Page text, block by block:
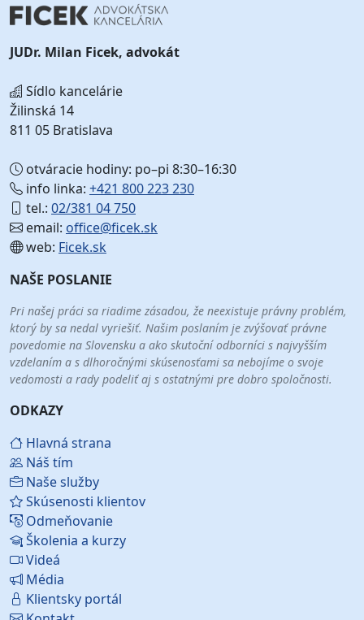
JUDr. Milan Ficek, advokát
Sídlo kancelárie
Žilinská 14
811 05 Bratislava
otváracie hodiny: po–pi 8:30–16:30
info linka: +421 800 223 230
tel.: 02/381 04 750
email: office@ficek.sk
web: Ficek.sk
NAŠE POSLANIE
Pri našej práci sa riadime zásadou, že neexistuje právny problém,
ktorý by sa nedal vyriešiť. Našim poslaním je zvýšovať právne
povedomie na Slovensku a ako skutoční odborníci s najvyšším
vzdelaním a s dlhoročnými skúsenosťami sa nebojíme o svoje
vedomosti a rady podeliť aj s ostatnými pre dobro spoločnosti.
ODKAZY
Hlavná strana
Náš tím
Naše služby
Skúsenosti klientov
Odmeňovanie
Školenia a kurzy
Videá
Média
Klientsky portál